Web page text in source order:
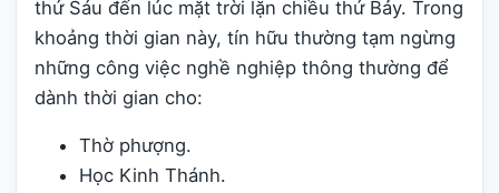
thứ Sáu đến lúc mặt trời lặn chiều thứ Bảy. Trong
khoảng thời gian này, tín hữu thường tạm ngừng
những công việc nghề nghiệp thông thường để
dành thời gian cho:
Thờ phượng.
Học Kinh Thánh.